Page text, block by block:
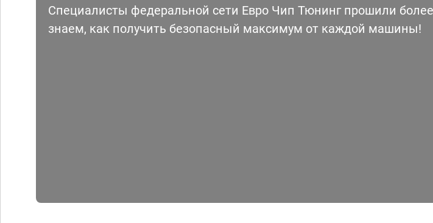
Специалисты федеральной сети Евро Чип Тюнинг прошили
знаем, как получить безопасный максимум от каждой машины!